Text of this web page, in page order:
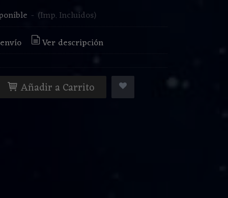
- (Imp. Incluidos)
Ver descripción
Añadir a Carrito